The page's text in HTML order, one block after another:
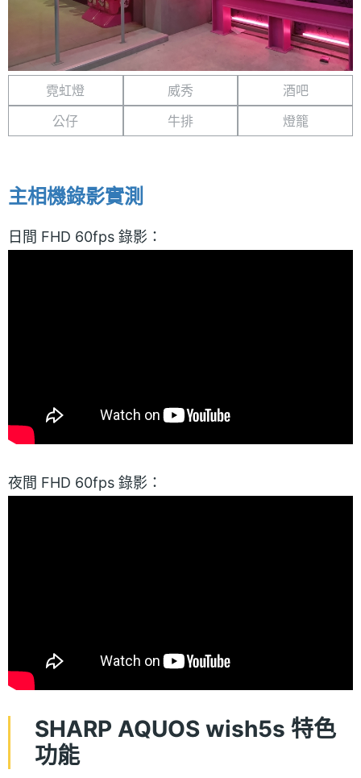
霓虹燈 威秀
酒吧
公仔
牛排 燈籠
主相機錄影實測
日間 FHD 60fps 錄影：
夜間 FHD 60fps 錄影：
SHARP AQUOS wish5s 特色
功能